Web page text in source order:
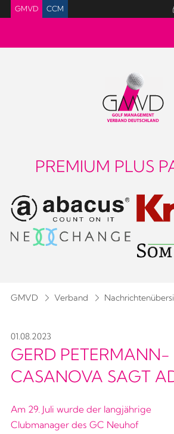
GMVD CCM
PREMIUM PLUS
GMVD Verband
01.08.2023
GERD PETERMANN-
CASANOVA SAGT
Am 29. Juli wurde der langjährige
Clubmanager des GC Neuhof